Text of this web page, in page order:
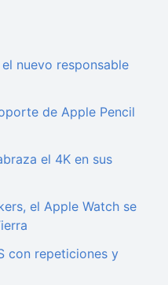
nuevo responsable
de Apple Pencil
el 4K en sus
el Apple Watch se
con repeticiones y